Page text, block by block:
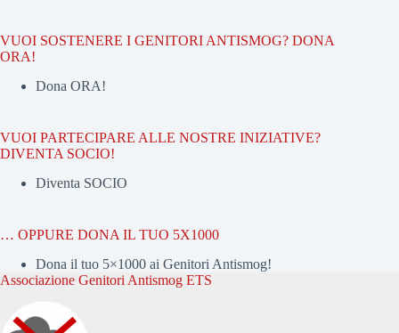
VUOI SOSTENERE I GENITORI ANTISMOG? DONA
ORA!
Dona ORA!
VUOI PARTECIPARE ALLE NOSTRE INIZIATIVE?
DIVENTA SOCIO!
Diventa SOCIO
… OPPURE DONA IL TUO 5X1000
Dona il tuo 5×1000 ai Genitori Antismog!
Associazione Genitori Antismog ETS